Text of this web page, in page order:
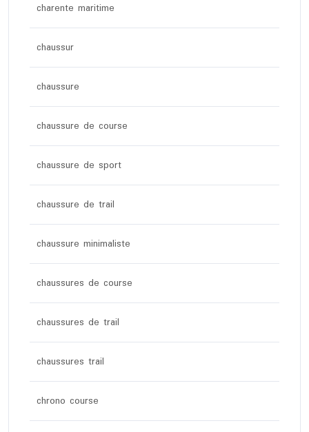
charente maritime
chaussur
chaussure
chaussure de course
chaussure de sport
chaussure de trail
chaussure minimaliste
chaussures de course
chaussures de trail
chaussures trail
chrono course